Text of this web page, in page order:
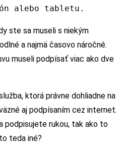
alebo tabletu.
ste sa museli s niekým
a najmä časovo náročné.
museli podpísať viac ako dve
ktorá právne dohliadne na
aj podpísaním cez internet.
podpisujete rukou, tak ako to
teda iné?